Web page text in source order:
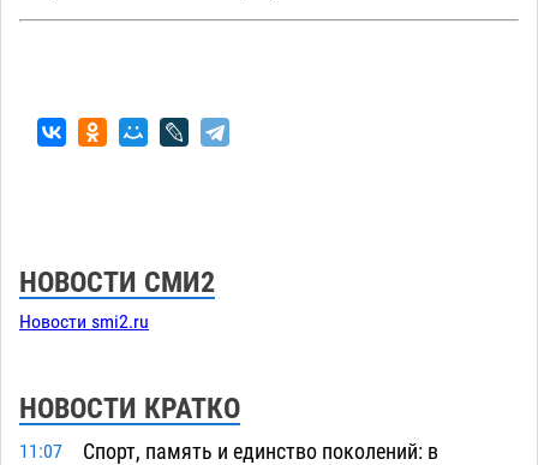
НОВОСТИ СМИ2
Новости smi2.ru
НОВОСТИ КРАТКО
11:07
Спорт, память и единство поколений: в